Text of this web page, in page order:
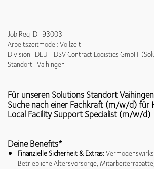
Job Req ID: 93003
Arbeitszeitmodel: Vollzeit
Division: DEU - DSV Contract Logistics GmbH
Standort: Vaihingen
Für unseren Solutions Standort
Suche nach einer Fachkraft (m/w/d) für
Local Facility Support Specialist (m/w/d)
Deine Benefits*
Finanzielle Sicherheit & Extras:
Betriebliche Altersvorsorge,